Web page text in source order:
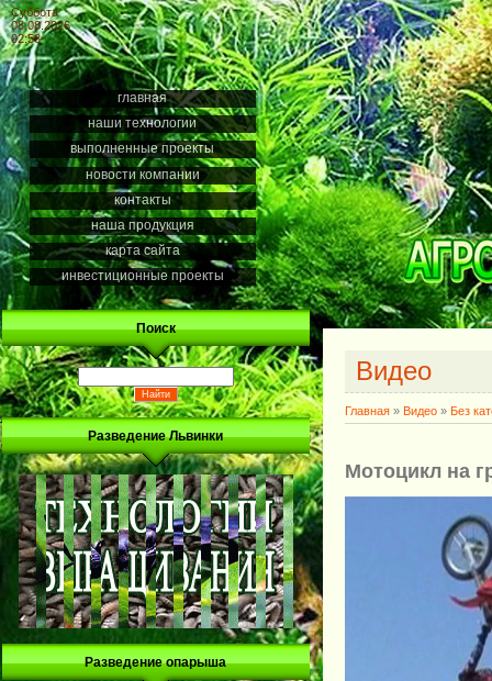
Суббота
08.08.2026
02:58
главная
наши технологии
выполненные проекты
новости компании
контакты
наша продукция
карта сайта
инвестиционные проекты
Поиск
Разведение Львинки
Разведение опарыша
Видео
Главная » Видео » Без
Мотоцикл на